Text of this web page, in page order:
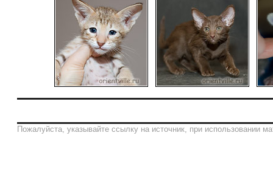
Пожалуйста, указывайте ссылку на источник, при использовании